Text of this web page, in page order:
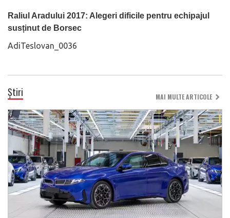
Raliul Aradului 2017: Alegeri dificile pentru echipajul
susținut de Borsec
AdiTeslovan_0036
Știri MAI MULTE ARTICOLE